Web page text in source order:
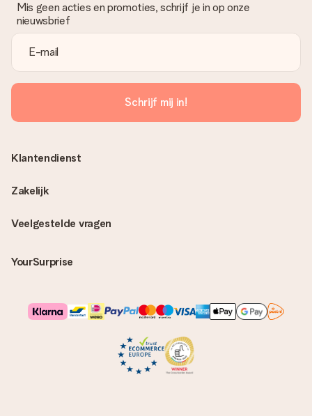
Mis geen acties en promoties, schrijf je in op onze
nieuwsbrief
Schrijf mij in!
Veelgestelde vragen
YourSurprise
Klantendienst
Zakelijk